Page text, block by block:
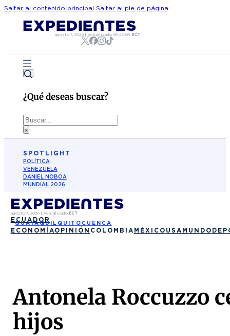
Saltar al contenido principal Saltar al pie de página
agosto 7, 2026| Actualizado 09:40:09 ECT
¿Qué deseas buscar?
Buscar
×
SPOTLIGHT
POLÍTICA
VENEZUELA
DANIEL NOBOA
MUNDIAL 2026
agosto 7, 2026| Actualizado ECT
ECUADOR
GUAYAQUIL QUITO CUENCA
ECONOMÍAOPINIÓN COLOMBIA MÉXICO USA MUNDO
Antonela Roccuzzo
hijos